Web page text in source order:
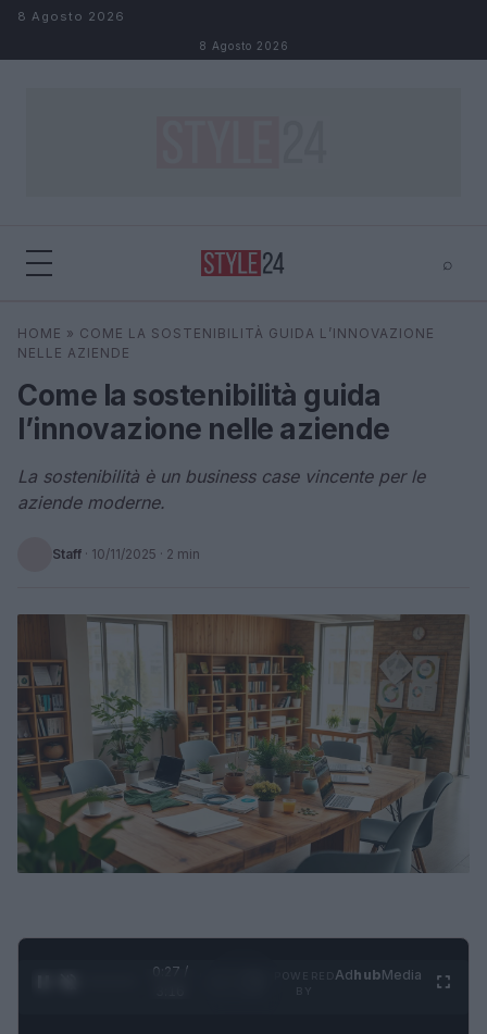
Salta al contenuto
8 Agosto 2026
8 Agosto 2026
⌕
Cerca ⌕
HOME » COME LA SOSTENIBILITÀ GUIDA L’INNOVAZIONE
NELLE AZIENDE
Come la sostenibilità guida
l’innovazione nelle aziende
La sostenibilità è un business case vincente per le
aziende moderne.
Staff · 10/11/2025 · 2 min
0:27 /
AdhubMedia